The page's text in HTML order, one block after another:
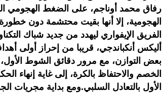
رفاق محمد أوناجم، على الضغط الهجومي
الهجومية، إلا أنها بقيت محتشمة دون
أليكس أنكباندجي، قريبا من إحراز أولى
بعض التوازن، مع مرور دقائق الشوط الأول،
الخصم والاحتفاظ بالكرة، إلى غاية إنهاء
الأول بالتعادل السلبي.ومع بداية مجريات